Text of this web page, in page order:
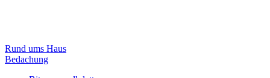
Rund ums Haus
Bedachung